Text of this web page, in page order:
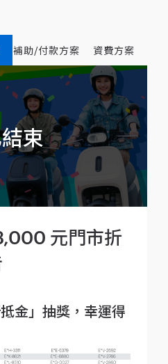
補助/付款方案 資費方案
元門市折
金」抽獎，幸運得